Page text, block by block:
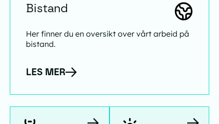
Bistand
Her finner du en oversikt over vårt arbeid på
bistand.
LES MER
Bistand